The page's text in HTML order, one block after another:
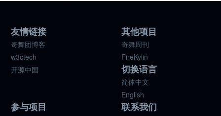
友情链接
奇舞团博客
w3ctech
开源中国
其他项目
奇舞周刊
FireKylin
切换语言
简体中文
English
参与项目 联系我们